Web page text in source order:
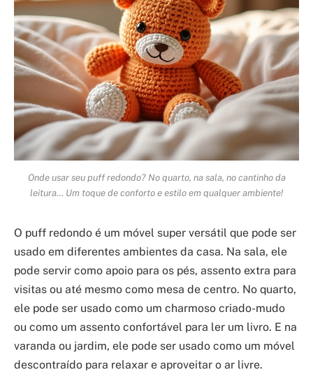
Onde usar seu puff redondo? No quarto, na sala, no cantinho da
leitura… Um toque de conforto e estilo em qualquer ambiente!
O puff redondo é um móvel super versátil que pode ser
usado em diferentes ambientes da casa. Na sala, ele
pode servir como apoio para os pés, assento extra para
visitas ou até mesmo como mesa de centro. No quarto,
ele pode ser usado como um charmoso criado-mudo
ou como um assento confortável para ler um livro. E na
varanda ou jardim, ele pode ser usado como um móvel
descontraído para relaxar e aproveitar o ar livre.